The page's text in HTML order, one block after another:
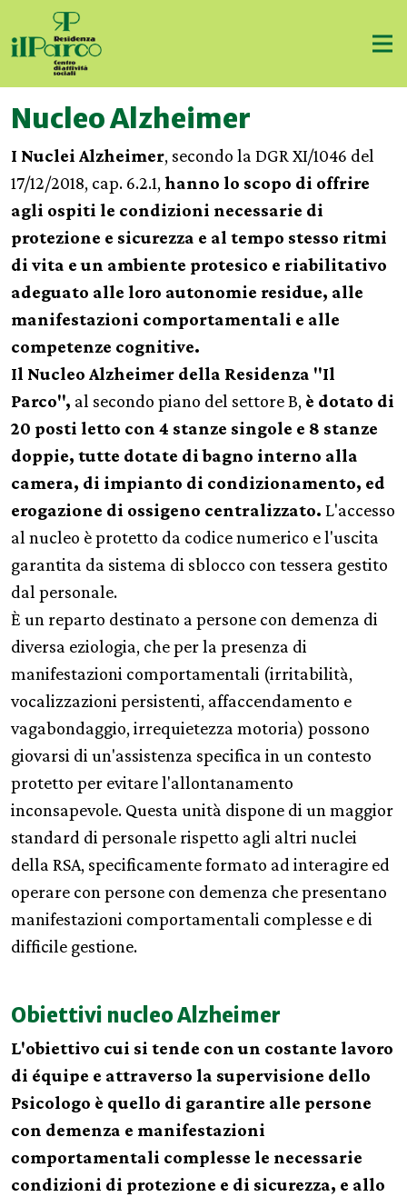
Nucleo Alzheimer
I Nuclei Alzheimer, secondo la DGR XI/1046 del
17/12/2018, cap. 6.2.1, hanno lo scopo di offrire
agli ospiti le condizioni necessarie di
protezione e sicurezza e al tempo stesso ritmi
di vita e un ambiente protesico e riabilitativo
adeguato alle loro autonomie residue, alle
manifestazioni comportamentali e alle
competenze cognitive.
Il Nucleo Alzheimer della Residenza "Il
Parco", al secondo piano del settore B, è dotato di
20 posti letto con 4 stanze singole e 8 stanze
doppie, tutte dotate di bagno interno alla
camera, di impianto di condizionamento, ed
erogazione di ossigeno centralizzato. L'accesso
al nucleo è protetto da codice numerico e l'uscita
garantita da sistema di sblocco con tessera gestito
dal personale.
È un reparto destinato a persone con demenza di
diversa eziologia, che per la presenza di
manifestazioni comportamentali (irritabilità,
vocalizzazioni persistenti, affaccendamento e
vagabondaggio, irrequietezza motoria) possono
giovarsi di un'assistenza specifica in un contesto
protetto per evitare l'allontanamento
inconsapevole. Questa unità dispone di un maggior
standard di personale rispetto agli altri nuclei
della RSA, specificamente formato ad interagire ed
operare con persone con demenza che presentano
manifestazioni comportamentali complesse e di
difficile gestione.
Obiettivi nucleo Alzheimer
L'obiettivo cui si tende con un costante lavoro
di équipe e attraverso la supervisione dello
Psicologo è quello di garantire alle persone
con demenza e manifestazioni
comportamentali complesse le necessarie
condizioni di protezione e di sicurezza, e allo